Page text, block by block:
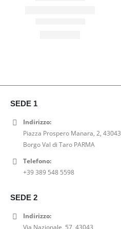
SEDE 1
Indirizzo:
Piazza Prospero Manara, 2, 43043
Borgo Val di Taro PARMA
Telefono:
+39 389 548 5598
SEDE 2
Indirizzo:
Via Nazionale, 57, 43043